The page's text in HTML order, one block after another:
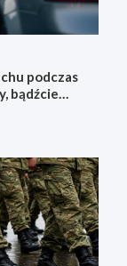
podczas
bądźcie